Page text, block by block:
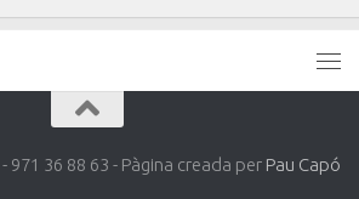
971 36 88 63 - Pàgina creada per Pau Capó